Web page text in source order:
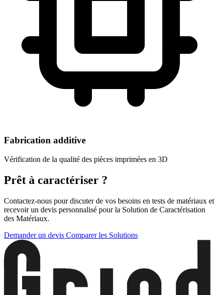
Fabrication additive
Vérification de la qualité des pièces imprimées en 3D
Prêt à caractériser ?
Contactez-nous pour discuter de vos besoins en tests de matériaux et
recevoir un devis personnalisé pour la Solution de Caractérisation
des Matériaux.
Demander un devis Comparer les Solutions